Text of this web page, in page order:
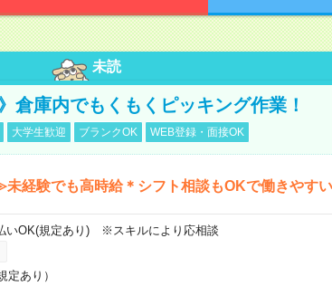
未読
倉庫内でもくもくピッキング作業！
大学生歓迎 ブランクOK WEB登録・面接OK
経験でも高時給＊シフト相談もOKで働きやす
OK(規定あり) ※スキルにより応相談
定あり）